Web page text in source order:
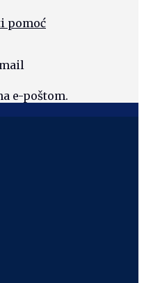
pomoć
e-poštom.